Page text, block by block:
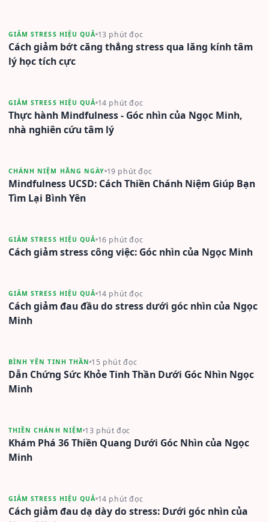
GIẢM STRESS HIỆU QUẢ 13 phút đọc
Cách giảm bớt căng thẳng stress qua lăng kính tâm
lý học tích cực
GIẢM STRESS HIỆU QUẢ 14 phút đọc
Thực hành Mindfulness - Góc nhìn của Ngọc Minh,
nhà nghiên cứu tâm lý
CHÁNH NIỆM HẰNG NGÀY 19 phút đọc
Mindfulness UCSD: Cách Thiền Chánh Niệm Giúp Bạn
Tìm Lại Bình Yên
GIẢM STRESS HIỆU QUẢ 16 phút đọc
Cách giảm stress công việc: Góc nhìn của Ngọc Minh
GIẢM STRESS HIỆU QUẢ 14 phút đọc
Cách giảm đau đầu do stress dưới góc nhìn của Ngọc
Minh
BÌNH YÊN TINH THẦN 15 phút đọc
Dẫn Chứng Sức Khỏe Tinh Thần Dưới Góc Nhìn Ngọc
Minh
THIỀN CHÁNH NIỆM 13 phút đọc
Khám Phá 36 Thiền Quang Dưới Góc Nhìn của Ngọc
Minh
GIẢM STRESS HIỆU QUẢ 14 phút đọc
Cách giảm đau dạ dày do stress: Dưới góc nhìn của